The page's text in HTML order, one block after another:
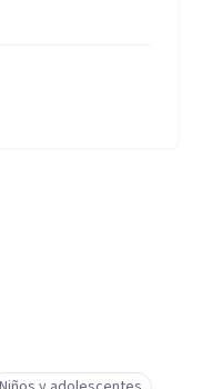
Atención
Psicología familiar y